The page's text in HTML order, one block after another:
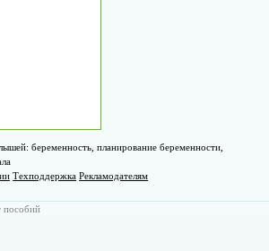
беременность, планирование беременности,
Техподдержка Рекламодателям
пособий